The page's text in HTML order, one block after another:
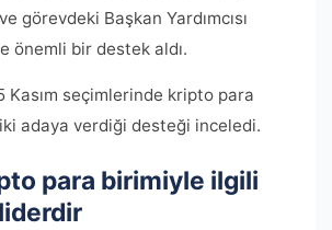
görevdeki Başkan Yardımcısı
önemli bir destek aldı.
Kasım seçimlerinde kripto para
adaya verdiği desteği inceledi.
para birimiyle ilgili